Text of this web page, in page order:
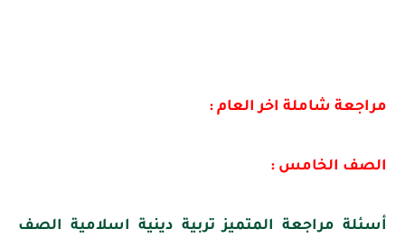
مراجعة شاملة اخر العام :
الصف الخامس :
أسئلة مراجعة المتميز تربية دينية اسلامية الصف